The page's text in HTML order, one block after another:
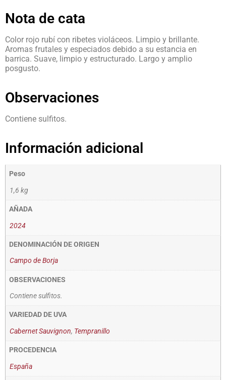
Nota de cata
Color rojo rubí con ribetes violáceos. Limpio y brillante.
Aromas frutales y especiados debido a su estancia en
barrica. Suave, limpio y estructurado. Largo y amplio
posgusto.
Observaciones
Contiene sulfitos.
Información adicional
Peso
1,6 kg
AÑADA
2024
DENOMINACIÓN DE ORIGEN
Campo de Borja
OBSERVACIONES
Contiene sulfitos.
VARIEDAD DE UVA
Cabernet Sauvignon, Tempranillo
PROCEDENCIA
España